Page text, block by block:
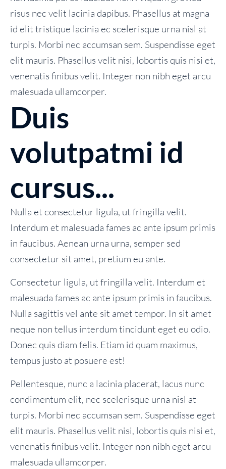
risus nec velit lacinia dapibus. Phasellus at magna
id elit tristique lacinia ec scelerisque urna nisl at
turpis. Morbi nec accumsan sem. Suspendisse eget
elit mauris. Phasellus velit nisi, lobortis quis nisi et,
venenatis finibus velit. Integer non nibh eget arcu
malesuada ullamcorper.
Duis
volutpatmi id
cursus...
Nulla et consectetur ligula, ut fringilla velit.
Interdum et malesuada fames ac ante ipsum primis
in faucibus. Aenean urna urna, semper sed
consectetur sit amet, pretium eu ante.
Consectetur ligula, ut fringilla velit. Interdum et
malesuada fames ac ante ipsum primis in faucibus.
Nulla sagittis vel ante sit amet tempor. In sit amet
neque non tellus interdum tincidunt eget eu odio.
Donec quis diam felis. Etiam id quam maximus,
tempus justo at posuere est!
Pellentesque, nunc a lacinia placerat, lacus nunc
condimentum elit, nec scelerisque urna nisl at
turpis. Morbi nec accumsan sem. Suspendisse eget
elit mauris. Phasellus velit nisi, lobortis quis nisi et,
venenatis finibus velit. Integer non nibh eget arcu
malesuada ullamcorper.